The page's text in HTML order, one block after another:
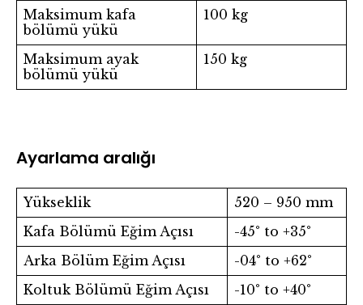
Maksimum kafa
bölümü yükü
100 kg
Maksimum ayak
bölümü yükü
150 kg
Ayarlama aralığı
Yükseklik
520 – 950 mm
Kafa Bölümü Eğim Açısı
-45° to +35°
Arka Bölüm Eğim Açısı
-04° to +62°
Koltuk Bölümü Eğim Açısı
-10° to +40°